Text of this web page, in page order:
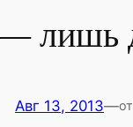
лишь
Авг 13, 2013—